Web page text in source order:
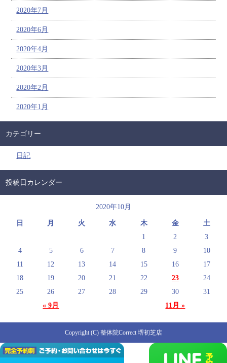
2020年7月
2020年6月
2020年4月
2020年3月
2020年2月
2020年1月
カテゴリー
日記
投稿日カレンダー
2020年10月
日 月 火 水 木 金 土
« 9月 11月 »
1 2
3
4
5 6 7 8 9
10
11
12 13 14 15 16
17
18
19 20 21 22 23
24
25
26 27 28 29 30 31
Copyright (C) 整体院Correct 堺初芝店